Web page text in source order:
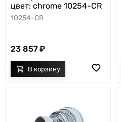
цвет: chrome 10254-CR
10254-CR
23 857